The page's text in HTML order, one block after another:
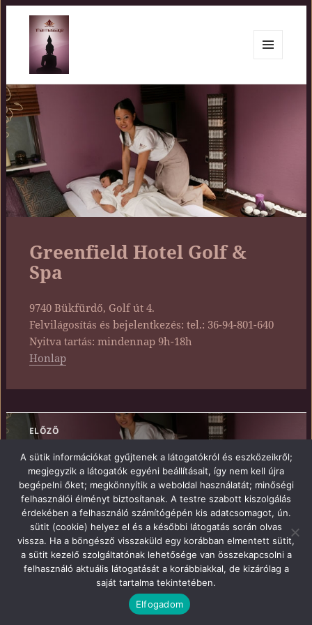
Siam Center
WIDGETEK
Greenfield Hotel Golf &
Spa
9740 Bükfürdő, Golf út 4.
Felvilágosítás és bejelentkezés: tel.: 36-94-801-640
Nyitva tartás: mindennap 9h-18h
Honlap
Bejegyzés
navigáció
ELŐZŐ
bejegyzések:
Hunguest Hotel Répce Gold
Bükfürdő****
KÖVETKEZŐ
Következő
bejegyzések:
Danubius Health Spa Resort Bük****
Proudly powered by WordPress
A sütik információkat gyűjtenek a látogatókról és eszközeikről;
megjegyzik a látogatók egyéni beállításait, így nem kell újra
begépelni őket; megkönnyítik a weboldal használatát; minőségi
felhasználói élményt biztosítanak. A testre szabott kiszolgálás
érdekében a felhasználó számítógépén kis adatcsomagot, ún.
sütit (cookie) helyez el és a későbbi látogatás során olvas
vissza. Ha a böngésző visszaküld egy korábban elmentett sütit,
a sütit kezelő szolgáltatónak lehetősége van összekapcsolni a
felhasználó aktuális látogatását a korábbiakkal, de kizárólag a
saját tartalma tekintetében.
Elfogadom